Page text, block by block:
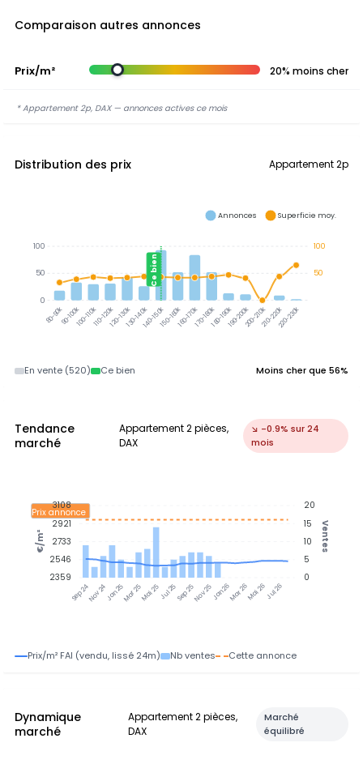
Comparaison autres annonces
Prix/m² 20% moins cher
* Appartement 2p, DAX — annonces actives ce mois
Distribution des prix Appartement 2p
80-90k90-100k100-110k110-120k120-130k130-140k140-150k150-160k160-170k170-180k180-190k190-200k200-210k210-220k220-230k
Ce bien
100
50
100
50
0
Annonces Superficie moy.
En vente (520) Ce bien Moins cher que 56%
Tendance
marché
Appartement 2 pièces,
DAX
↘ -0.9% sur 24
mois
Sep 24Nov 24Jan 25Mar 25Mai 25Jul 25Sep 25Nov 25Jan 26Mar 26Mai 26Jul 26
Prix annonce
20
15
10
5
0
Ventes
3108
2921
2733
2546
2359
€/m²
Prix/m² FAI (vendu, lissé 24m) Nb ventes Cette annonce
Dynamique
marché
Appartement 2 pièces,
DAX
Marché
équilibré